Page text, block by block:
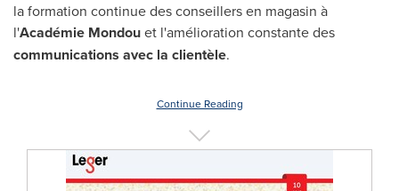
la formation continue des conseillers en magasin à
l'Académie Mondouet l'amélioration constante des
communications avec la clientèle.
Continue Reading